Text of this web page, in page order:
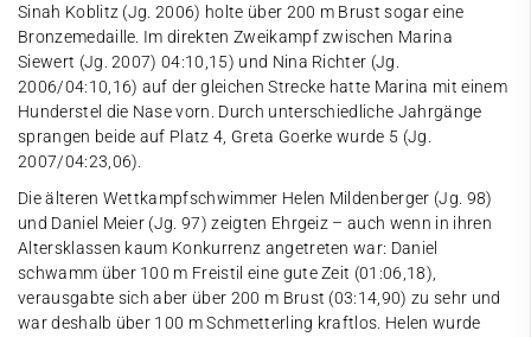
Sinah Koblitz (Jg. 2006) holte über 200 m Brust sogar eine
Bronzemedaille. Im direkten Zweikampf zwischen Marina
Siewert (Jg. 2007) 04:10,15) und Nina Richter (Jg.
2006/04:10,16) auf der gleichen Strecke hatte Marina mit einem
Hunderstel die Nase vorn. Durch unterschiedliche Jahrgänge
sprangen beide auf Platz 4, Greta Goerke wurde 5 (Jg.
2007/04:23,06).
Die älteren Wettkampfschwimmer Helen Mildenberger (Jg. 98)
und Daniel Meier (Jg. 97) zeigten Ehrgeiz – auch wenn in ihren
Altersklassen kaum Konkurrenz angetreten war: Daniel
schwamm über 100 m Freistil eine gute Zeit (01:06,18),
verausgabte sich aber über 200 m Brust (03:14,90) zu sehr und
war deshalb über 100 m Schmetterling kraftlos. Helen wurde